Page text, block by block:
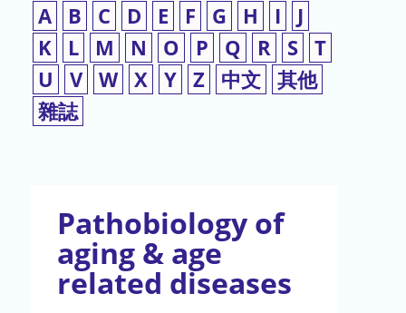
A B C D E F G H I
J
K
L M N O P Q R S T
U
V W X Y Z 中文 其他
雜誌
Pathobiology of
aging & age
related diseases